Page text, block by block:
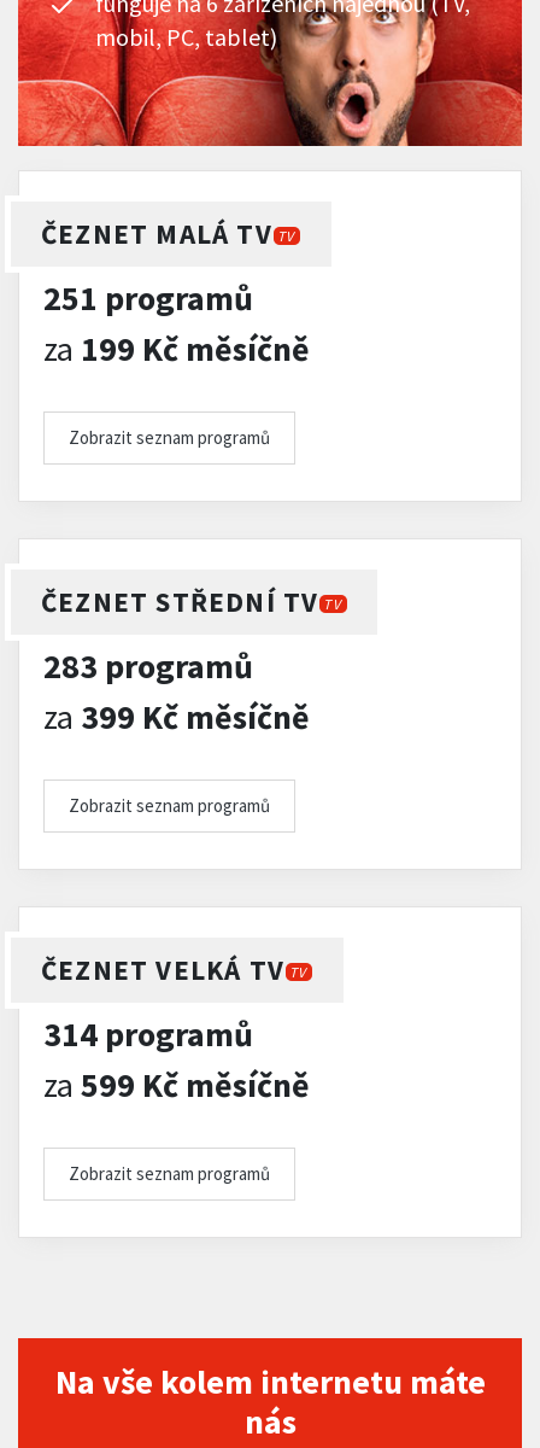
mobil, PC, tablet)
ČEZNET MALÁ TV TV
251 programů
za 199 Kč měsíčně
Zobrazit seznam programů
ČEZNET STŘEDNÍ TV TV
283 programů
za 399 Kč měsíčně
Zobrazit seznam programů
ČEZNET VELKÁ TV TV
314 programů
za 599 Kč měsíčně
Zobrazit seznam programů
Na vše kolem internetu máte
nás